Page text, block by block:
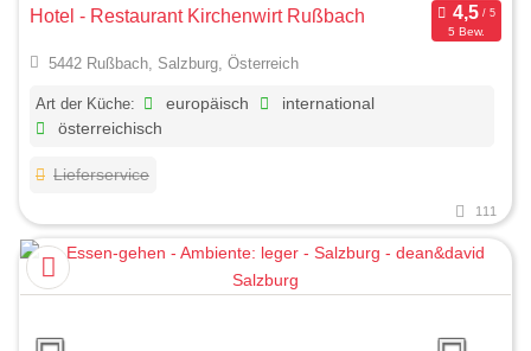
Hotel - Restaurant Kirchenwirt Rußbach
5 Bew.
5442 Rußbach, Salzburg, Österreich
Art der Küche: europäisch
international
österreichisch
Lieferservice
111